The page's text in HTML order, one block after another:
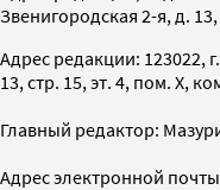
Звенигородская 2-я, д.
Адрес редакции: 123022,
13, стр. 15, эт. 4, пом. X,
Главный редактор:
Адрес электронной